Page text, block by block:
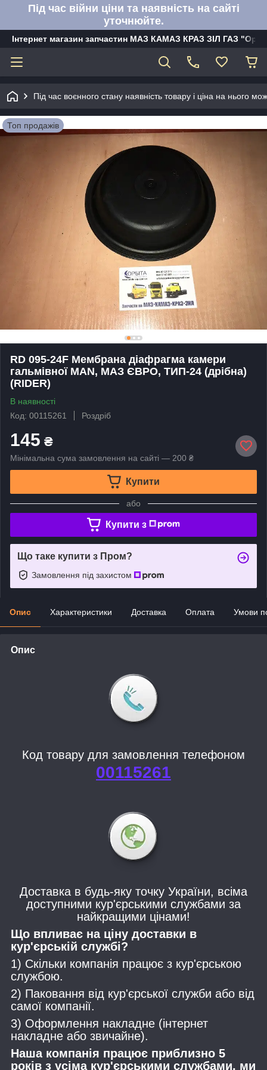
Під час війни ціни та наявність на сайті
уточнюйте.
Інтернет магазин запчастин МАЗ КАМАЗ КРАЗ ЗІЛ ГАЗ
Під час воєнного стану наявність товару і ціна на нього
Топ продажів
RD 095-24F Мембрана діафрагма камери
гальмівної MAN, МАЗ ЄВРО, ТИП-24 (дрібна)
(RIDER)
В наявності
Код: 00115261
Роздріб
145 ₴
Мінімальна сума замовлення на сайті — 200 ₴
Купити
або
Купити з
Що таке купити з Пром?
Замовлення під захистом
Опис Характеристики Доставка Оплата Умови
Опис
Код товару для замовлення телефоном
00115261
Доставка в будь-яку точку України, всіма
доступними кур'єрськими службами за
найкращими цінами!
Що впливає на ціну доставки в
кур'єрській службі?
1) Скільки компанія працює з кур'єрською
службою.
2) Паковання від кур'єрської служби або від
самої компанії.
3) Оформлення накладне (інтернет
накладне або звичайне).
Наша компанія працює приблизно 5
років з усіма кур'єрськими службами, ми